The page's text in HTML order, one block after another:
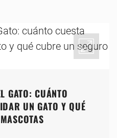
GATO: CUÁNTO
UN GATO Y QUÉ